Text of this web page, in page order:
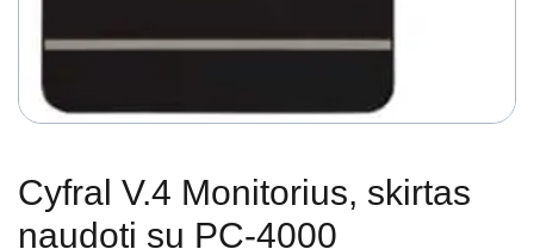
Cyfral V.4 Monitorius, skirtas
naudoti su PC-4000